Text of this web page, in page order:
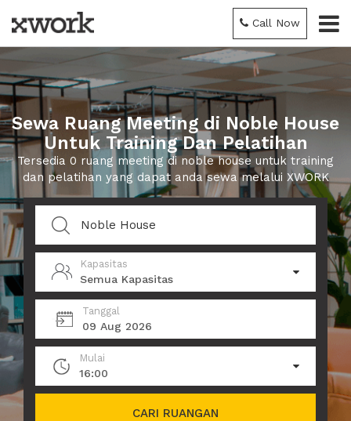
Call Now
Sewa Ruang Meeting di Noble House
Untuk Training Dan Pelatihan
Tersedia 0 ruang meeting di noble house untuk training
dan pelatihan yang dapat anda sewa melalui XWORK
Kapasitas
Semua Kapasitas
Tanggal
09 Aug 2026
Mulai
16:00
CARI RUANGAN